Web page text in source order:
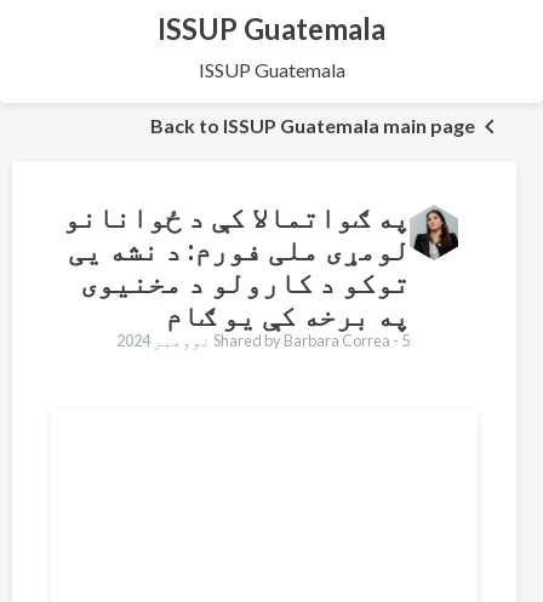
ISSUP Guatemala
ISSUP Guatemala
Back to ISSUP Guatemala main page
په ګواتمالا کې د ځوانانو
لومړی ملی فورم: د نشه یی
توکو د کارولو د مخنیوی
په برخه کې یو ګام
Shared by Barbara Correa - 5 نوومبر 2024